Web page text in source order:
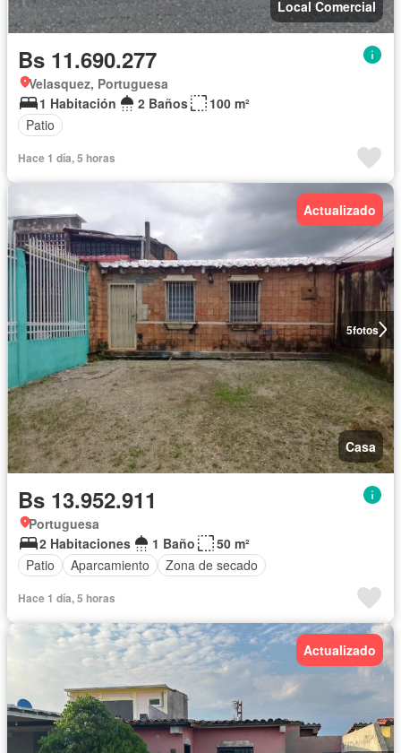
Local Comercial
Bs 11.690.277
Velasquez, Portuguesa
1 Habitación
2 Baños
100 m²
Patio
Hace 1 día, 5 horas
5fotos
Actualizado
Casa
Bs 13.952.911
Portuguesa
2 Habitaciones
1 Baño
50 m²
Patio
Aparcamiento Zona de secado
Hace 1 día, 5 horas
Actualizado